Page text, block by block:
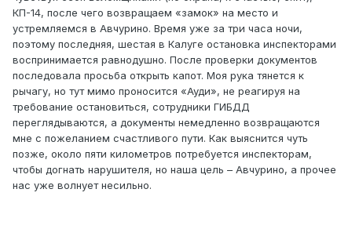
КП-14, после чего возвращаем «замок» на место и
устремляемся в Авчурино. Время уже за три часа ночи,
поэтому последняя, шестая в Калуге остановка инспекторами
воспринимается равнодушно. После проверки документов
последовала просьба открыть капот. Моя рука тянется к
рычагу, но тут мимо проносится «Ауди», не реагируя на
требование остановиться, сотрудники ГИБДД
переглядываются, а документы немедленно возвращаются
мне с пожеланием счастливого пути. Как выяснится чуть
позже, около пяти километров потребуется инспекторам,
чтобы догнать нарушителя, но наша цель – Авчурино, а прочее
нас уже волнует несильно.